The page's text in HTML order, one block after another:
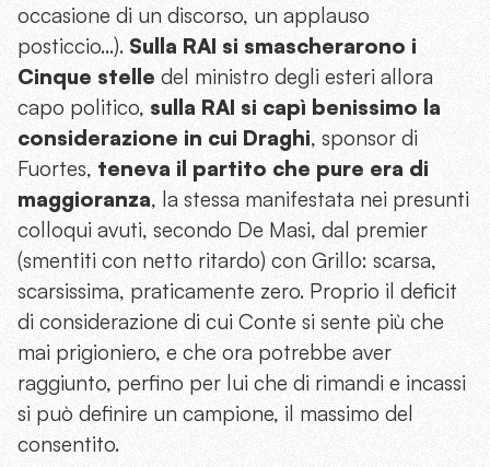
occasione di un discorso, un applauso
posticcio…). Sulla RAI si smascherarono i
Cinque stelle del ministro degli esteri allora
capo politico, sulla RAI si capì benissimo la
considerazione in cui Draghi, sponsor di
Fuortes, teneva il partito che pure era di
maggioranza, la stessa manifestata nei presunti
colloqui avuti, secondo De Masi, dal premier
(smentiti con netto ritardo) con Grillo: scarsa,
scarsissima, praticamente zero. Proprio il deficit
di considerazione di cui Conte si sente più che
mai prigioniero, e che ora potrebbe aver
raggiunto, perfino per lui che di rimandi e incassi
si può definire un campione, il massimo del
consentito.